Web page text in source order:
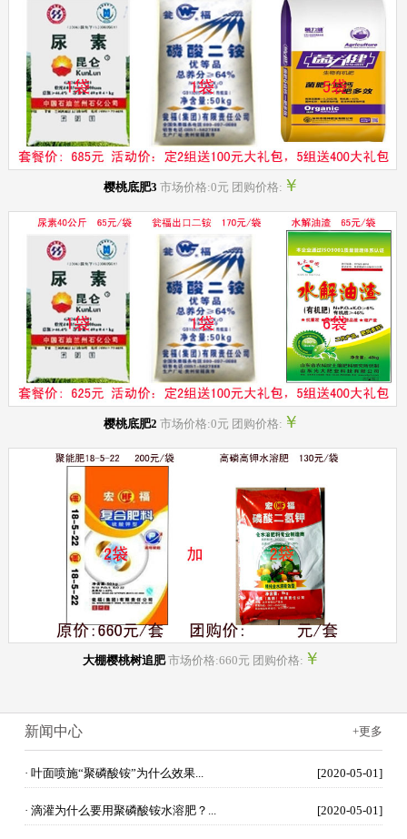
樱桃底肥3 市场价格:0元 团购价格: ￥
樱桃底肥2 市场价格:0元 团购价格: ￥
大棚樱桃树追肥市场价格:660元 团购价格: ￥
+更多
新闻中心
· 叶面喷施“聚磷酸铵”为什么效果... [2020-05-01]
· 滴灌为什么要用聚磷酸铵水溶肥？... [2020-05-01]